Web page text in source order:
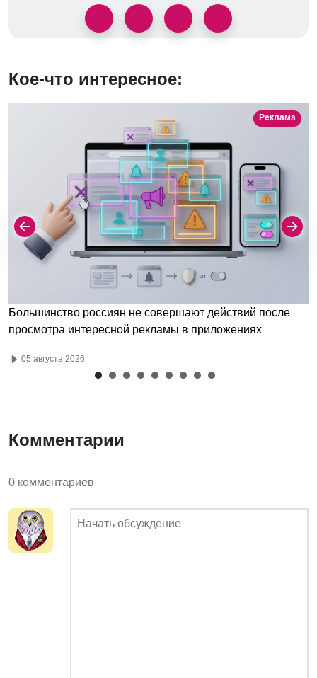
Кое-что интересное:
Реклама
Большинство россиян не совершают действий после
просмотра интересной рекламы в приложениях
05 августа 2026
Комментарии
0 комментариев